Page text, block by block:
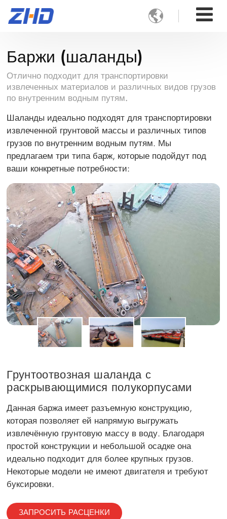

Баржи (шаланды)
Отлично подходит для транспортировки
извлеченных материалов и различных видов грузов
по внутренним водным путям.
Шаланды идеально подходят для транспортировки
извлеченной грунтовой массы и различных типов
грузов по внутренним водным путям. Мы
предлагаем три типа барж, которые подойдут под
ваши конкретные потребности:
Грунтоотвозная шаланда с
раскрывающимися полукорпусами
Данная баржа имеет разъемную конструкцию,
которая позволяет ей напрямую выгружать
извлечённую грунтовую массу в воду. Благодаря
простой конструкции и небольшой осадке она
идеально подходит для более крупных грузов.
Некоторые модели не имеют двигателя и требуют
буксировки.
ЗАПРОСИТЬ РАСЦЕНКИ